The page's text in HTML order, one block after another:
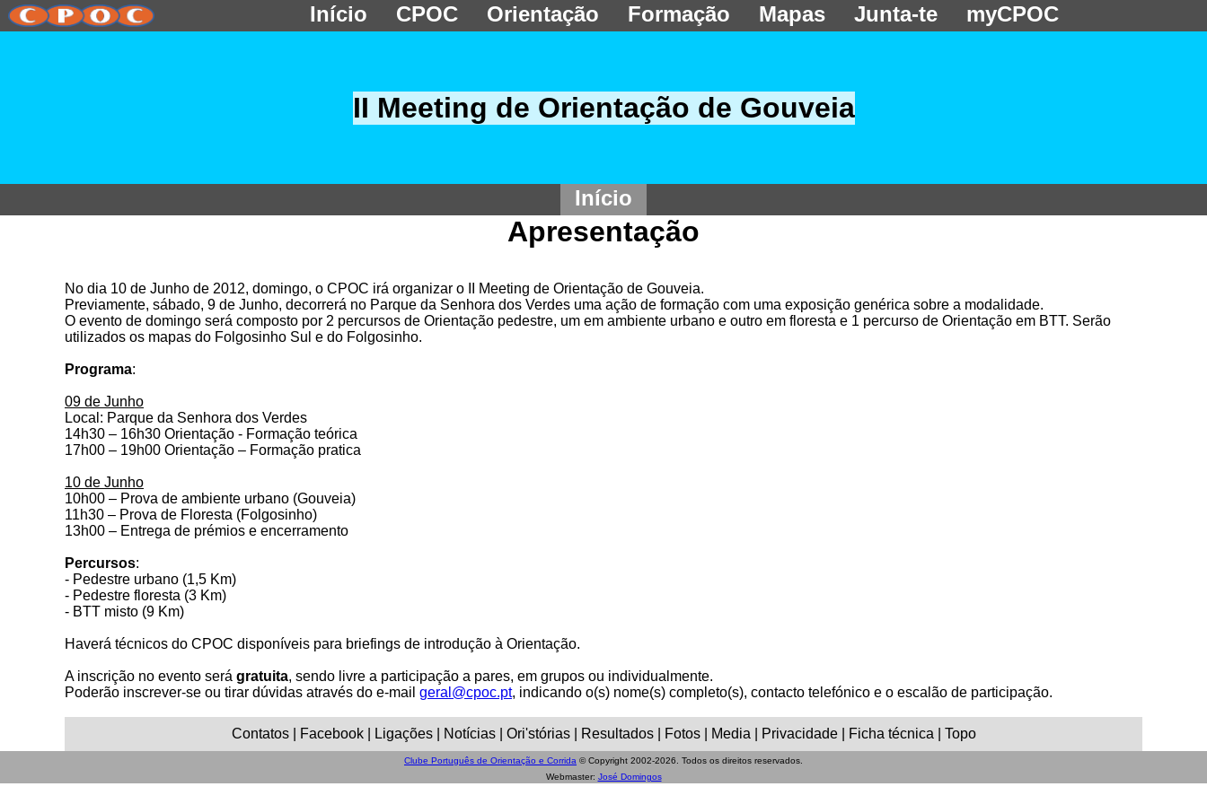
Início CPOC Orientação Formação Mapas Junta-te myCPOC
II Meeting de Orientação de Gouveia
Início
Apresentação
No dia 10 de Junho de 2012, domingo, o CPOC irá organizar o II Meeting de Orientação de Gouveia.
Previamente, sábado, 9 de Junho, decorrerá no Parque da Senhora dos Verdes uma ação de formação com uma exposição genérica sobre a modalidade.
O evento de domingo será composto por 2 percursos de Orientação pedestre, um em ambiente urbano e outro em floresta e 1 percurso de Orientação em BTT. Serão
utilizados os mapas do Folgosinho Sul e do Folgosinho.
Programa:
09 de Junho
Local: Parque da Senhora dos Verdes
14h30 – 16h30 Orientação - Formação teórica
17h00 – 19h00 Orientação – Formação pratica
10 de Junho
10h00 – Prova de ambiente urbano (Gouveia)
11h30 – Prova de Floresta (Folgosinho)
13h00 – Entrega de prémios e encerramento
Percursos:
- Pedestre urbano (1,5 Km)
- Pedestre floresta (3 Km)
- BTT misto (9 Km)
Haverá técnicos do CPOC disponíveis para briefings de introdução à Orientação.
A inscrição no evento será gratuita, sendo livre a participação a pares, em grupos ou individualmente.
Poderão inscrever-se ou tirar dúvidas através do e-mail geral@cpoc.pt, indicando o(s) nome(s) completo(s), contacto telefónico e o escalão de participação.
Contatos | Facebook | Ligações | Notícias | Ori'stórias | Resultados | Fotos | Media | Privacidade | Ficha técnica | Topo
Clube Português de Orientação e Corrida © Copyright 2002-2026. Todos os direitos reservados.
Webmaster: José Domingos